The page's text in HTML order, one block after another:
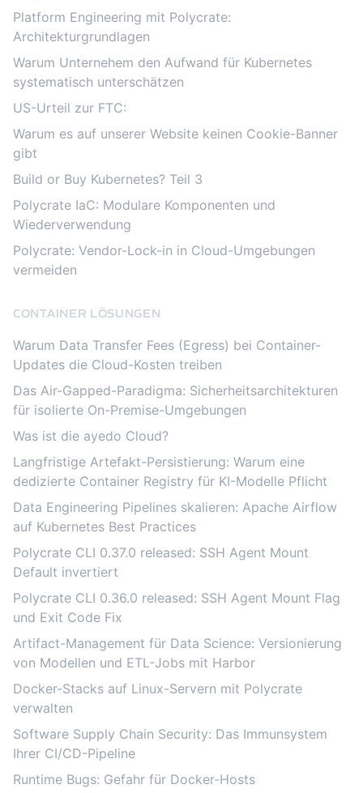
Platform Engineering mit Polycrate:
Architekturgrundlagen
Warum Unternehem den Aufwand für Kubernetes
systematisch unterschätzen
US-Urteil zur FTC:
Warum es auf unserer Website keinen Cookie-Banner
gibt
Build or Buy Kubernetes? Teil 3
Polycrate IaC: Modulare Komponenten und
Wiederverwendung
Polycrate: Vendor-Lock-in in Cloud-Umgebungen
vermeiden
CONTAINER LÖSUNGEN
Warum Data Transfer Fees (Egress) bei Container-
Updates die Cloud-Kosten treiben
Das Air-Gapped-Paradigma: Sicherheitsarchitekturen
für isolierte On-Premise-Umgebungen
Was ist die ayedo Cloud?
Langfristige Artefakt-Persistierung: Warum eine
dedizierte Container Registry für KI-Modelle Pflicht
Data Engineering Pipelines skalieren: Apache Airflow
auf Kubernetes Best Practices
Polycrate CLI 0.37.0 released: SSH Agent Mount
Default invertiert
Polycrate CLI 0.36.0 released: SSH Agent Mount Flag
und Exit Code Fix
Artifact-Management für Data Science: Versionierung
von Modellen und ETL-Jobs mit Harbor
Docker-Stacks auf Linux-Servern mit Polycrate
verwalten
Software Supply Chain Security: Das Immunsystem
Ihrer CI/CD-Pipeline
Runtime Bugs: Gefahr für Docker-Hosts